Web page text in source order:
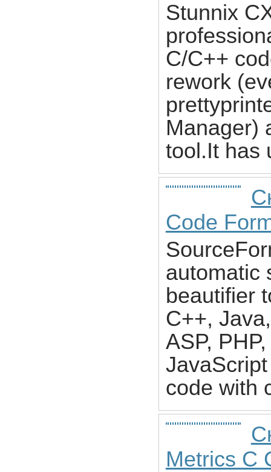
Stunnix
C/C++
rework
Manager)
tool.It has
Code
automatic
beautifier
C++,
ASP,
code with
Metrics C